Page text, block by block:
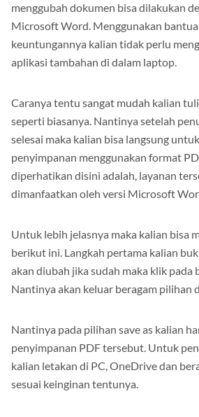
menggubah dokumen bisa dilakukan
Microsoft Word. Menggunakan
keuntungannya kalian tidak perlu
aplikasi tambahan di dalam laptop.
Caranya tentu sangat mudah kalian
seperti biasanya. Nantinya setelah
selesai maka kalian bisa langsung
penyimpanan menggunakan format
diperhatikan disini adalah, layanan
dimanfaatkan oleh versi Microsoft
Untuk lebih jelasnya maka kalian bisa
berikut ini. Langkah pertama kalian
akan diubah jika sudah maka klik pada
Nantinya akan keluar beragam pilihan
Nantinya pada pilihan save as kalian
penyimpanan PDF tersebut. Untuk
kalian letakan di PC, OneDrive dan
sesuai keinginan tentunya.